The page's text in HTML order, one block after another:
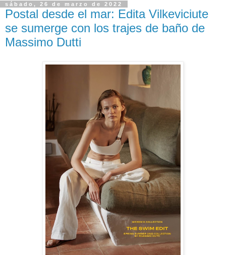
sábado, 26 de marzo de 2022
Postal desde el mar: Edita Vilkeviciute
se sumerge con los trajes de baño de
Massimo Dutti